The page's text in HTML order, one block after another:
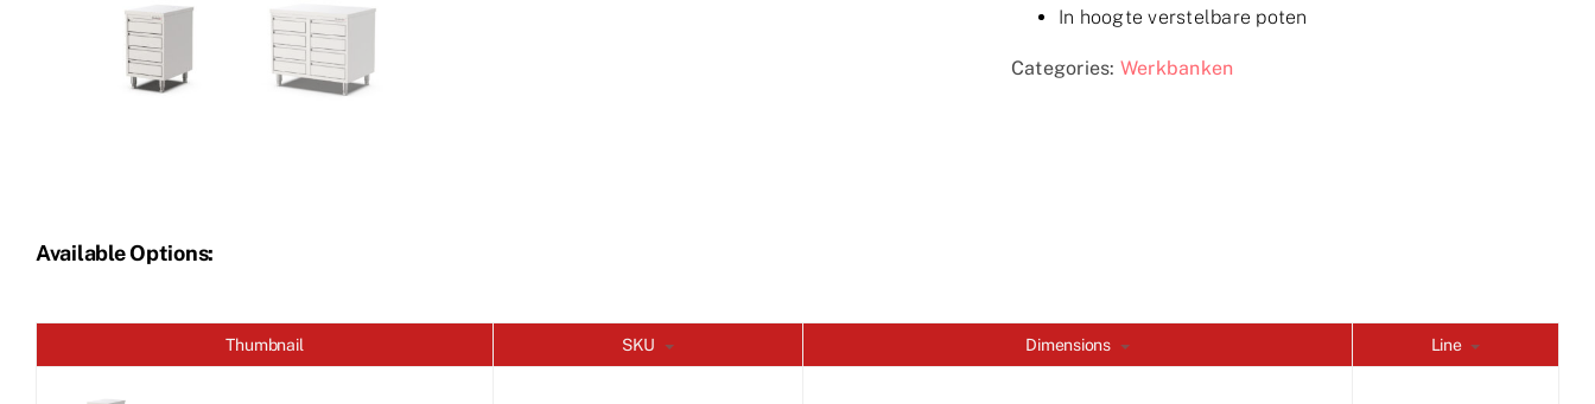
In hoogte verstelbare poten
Categories: Werkbanken
Available Options:
Thumbnail SKU Dimensions Line